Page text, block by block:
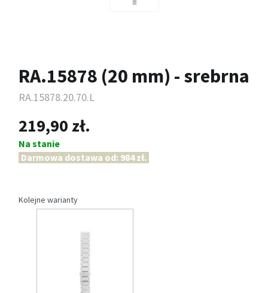
RA.15878 (20 mm) - srebrna
RA.15878.20.70.L
219,90 zł.
Na stanie
Darmowa dostawa od: 984 zł.
Kolejne warianty